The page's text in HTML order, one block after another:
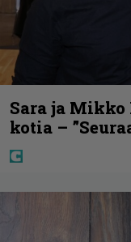
Sara ja
kotia –